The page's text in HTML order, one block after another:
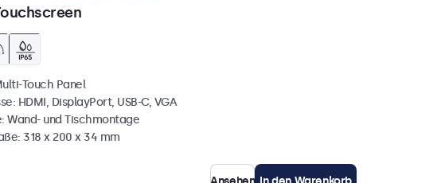
Touch Panel
HDMI, DisplayPort, USB-C, VGA
Wand- und Tischmontage
318 x 200 x 34 mm